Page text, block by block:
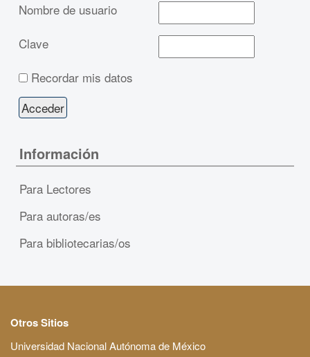
Nombre de usuario
Clave
Recordar mis datos
Información
Para Lectores
Para autoras/es
Para bibliotecarias/os
Otros Sitios
Universidad Nacional Autónoma de México